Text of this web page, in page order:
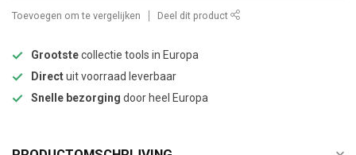
Toevoegen om te vergelijken Deel dit product
Grootstecollectie tools in Europa
Directuit voorraad leverbaar
Snelle bezorging door heel Europa